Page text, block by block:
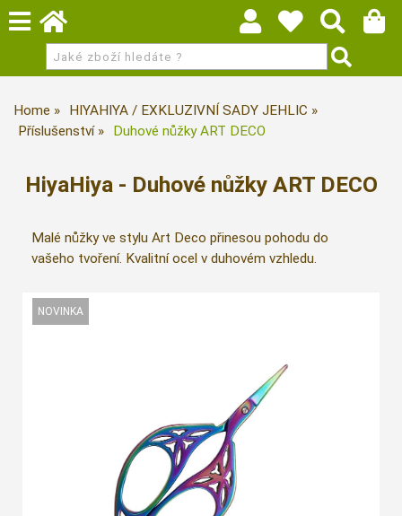
Home
HIYAHIYA / EXKLUZIVNÍ SADY JEHLIC
Příslušenství
Duhové nůžky ART DECO
HiyaHiya - Duhové nůžky ART DECO
Malé nůžky ve stylu Art Deco přinesou pohodu do
vašeho tvoření. Kvalitní ocel v duhovém vzhledu.